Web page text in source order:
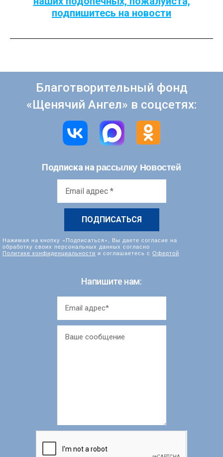
подпишитесь на новости
Благотворительный фонд
«Щенячий Ангел» в соцсетях:
Подписка на рассылку Новостей
Нажимая на кнопку «Подписаться», Вы даете согласие на
обработку своих персональных данных согласно
Политике конфиденциальности и соглашаетесь с Офертой
Напишите нам: